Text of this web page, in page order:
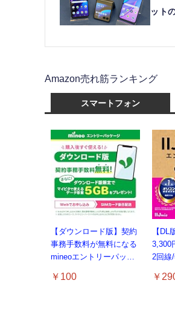
ット
Amazon売れ筋ランキング
スマートフォン
【ダウンロード版】契約
事務手数料が無料になる
mineoエントリーパッケ
docomo/au/SoftBankの3
￥100
【DL
3,300
2回線
トリ
￥